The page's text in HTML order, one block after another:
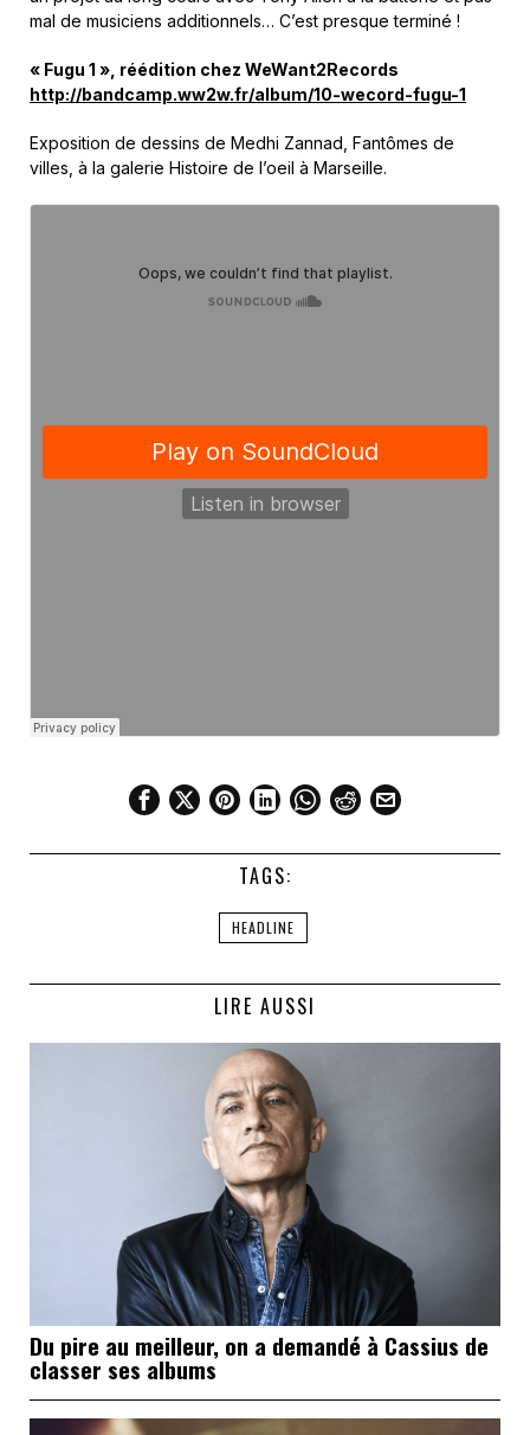
mal de musiciens additionnels… C’est presque terminé !
« Fugu 1 », réédition chez WeWant2Records
http://bandcamp.ww2w.fr/album/10-wecord-fugu-1
Exposition de dessins de Medhi Zannad, Fantômes de
villes, à la galerie Histoire de l’oeil à Marseille.
TAGS:
HEADLINE
LIRE AUSSI
Du pire au meilleur, on a demandé à Cassius de
classer ses albums